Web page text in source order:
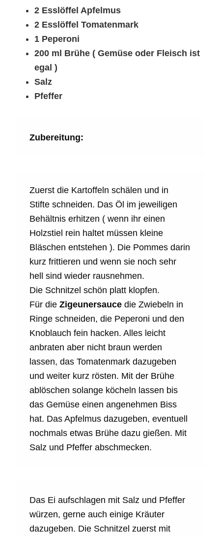
2 Esslöffel Apfelmus
2 Esslöffel Tomatenmark
1 Peperoni
200 ml Brühe ( Gemüse oder Fleisch ist
egal )
Salz
Pfeffer
Zubereitung:
Zuerst die Kartoffeln schälen und in
Stifte schneiden. Das Öl im jeweiligen
Behältnis erhitzen ( wenn ihr einen
Holzstiel rein haltet müssen kleine
Bläschen entstehen ). Die Pommes darin
kurz frittieren und wenn sie noch sehr
hell sind wieder rausnehmen.
Die Schnitzel schön platt klopfen.
Für die Zigeunersauce die Zwiebeln in
Ringe schneiden, die Peperoni und den
Knoblauch fein hacken. Alles leicht
anbraten aber nicht braun werden
lassen, das Tomatenmark dazugeben
und weiter kurz rösten. Mit der Brühe
ablöschen solange köcheln lassen bis
das Gemüse einen angenehmen Biss
hat. Das Apfelmus dazugeben, eventuell
nochmals etwas Brühe dazu gießen. Mit
Salz und Pfeffer abschmecken.
Das Ei aufschlagen mit Salz und Pfeffer
würzen, gerne auch einige Kräuter
dazugeben. Die Schnitzel zuerst mit